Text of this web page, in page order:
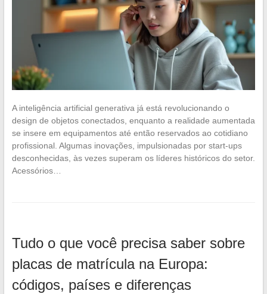
A inteligência artificial generativa já está revolucionando o
design de objetos conectados, enquanto a realidade aumentada
se insere em equipamentos até então reservados ao cotidiano
profissional. Algumas inovações, impulsionadas por start-ups
desconhecidas, às vezes superam os líderes históricos do setor.
Acessórios…
Tudo o que você precisa saber sobre
placas de matrícula na Europa:
códigos, países e diferenças